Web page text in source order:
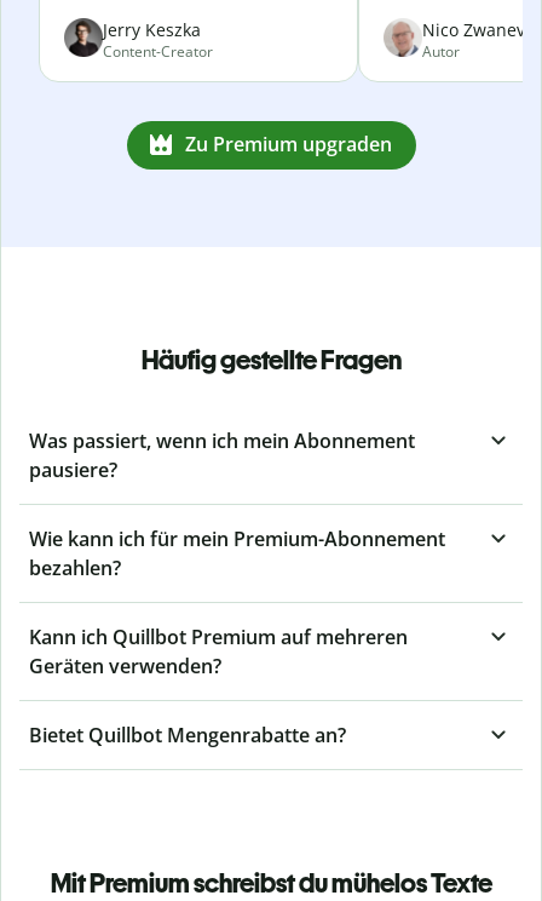
Jerry Keszka
Content-Creator
Nico
Autor
Zu Premium upgraden
Häufig gestellte Fragen
Was passiert, wenn ich mein Abonnement
pausiere?
Wie kann ich für mein Premium-Abonnement
bezahlen?
Kann ich Quillbot Premium auf mehreren
Geräten verwenden?
Bietet Quillbot Mengenrabatte an?
Mit Premium schreibst du mühelos Texte